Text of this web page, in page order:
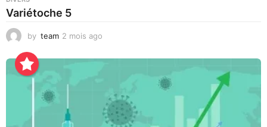
Variétoche 5
by team 2 mois ago
e
n
e